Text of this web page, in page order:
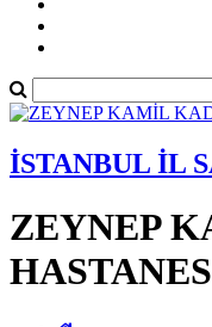
İSTANBUL İL
ZEYNEP